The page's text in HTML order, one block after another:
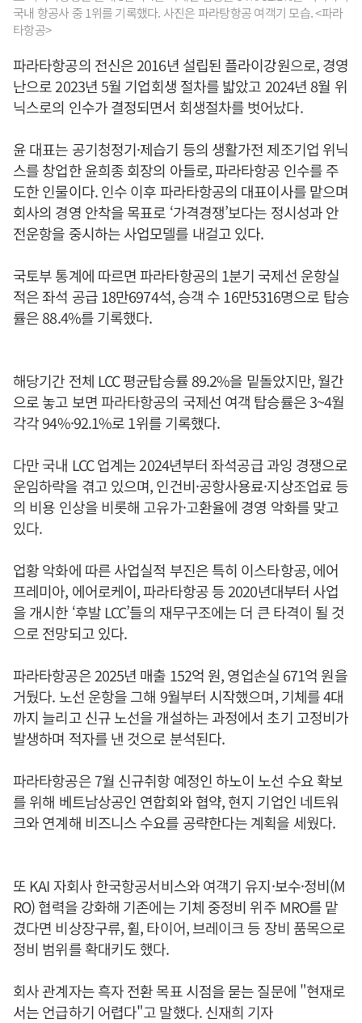
국내 항공사 중 1위를 기록했다. 사진은 파라탕항공 여객기 모습. <파라
타항공>
파라타항공의 전신은 2016년 설립된 플라이강원으로, 경영
난으로 2023년 5월 기업회생 절차를 밟았고 2024년 8월 위
닉스로의 인수가 결정되면서 회생절차를 벗어났다.
윤 대표는 공기청정기·제습기 등의 생활가전 제조기업 위닉
스를 창업한 윤희종 회장의 아들로, 파라타항공 인수를 주
도한 인물이다. 인수 이후 파라타항공의 대표이사를 맡으며
회사의 경영 안착을 목표로 ‘가격경쟁’보다는 정시성과 안
전운항을 중시하는 사업모델를 내걸고 있다.
국토부 통계에 따르면 파라타항공의 1분기 국제선 운항실
적은 좌석 공급 18만6974석, 승객 수 16만5316명으로 탑승
률은 88.4%를 기록했다.
해당기간 전체 LCC 평균탑승률 89.2%을 밑돌았지만, 월간
으로 놓고 보면 파라타항공의 국제선 여객 탑승률은 3~4월
각각 94%·92.1%로 1위를 기록했다.
다만 국내 LCC 업계는 2024년부터 좌석공급 과잉 경쟁으로
운임하락을 겪고 있으며, 인건비·공항사용료·지상조업료 등
의 비용 인상을 비롯해 고유가·고환율에 경영 악화를 맞고
있다.
업황 악화에 따른 사업실적 부진은 특히 이스타항공, 에어
프레미아, 에어로케이, 파라타항공 등 2020년대부터 사업
을 개시한 ‘후발 LCC’들의 재무구조에는 더 큰 타격이 될 것
으로 전망되고 있다.
파라타항공은 2025년 매출 152억 원, 영업손실 671억 원을
거뒀다. 노선 운항을 그해 9월부터 시작했으며, 기체를 4대
까지 늘리고 신규 노선을 개설하는 과정에서 초기 고정비가
발생하며 적자를 낸 것으로 분석된다.
파라타항공은 7월 신규취항 예정인 하노이 노선 수요 확보
를 위해 베트남상공인 연합회와 협약, 현지 기업인 네트워
크와 연계해 비즈니스 수요를 공략한다는 계획을 세웠다.
또 KAI 자회사 한국항공서비스와 여객기 유지·보수·정비(M
RO) 협력을 강화해 기존에는 기체 중정비 위주 MRO를 맡
겼다면 비상장구류, 휠, 타이어, 브레이크 등 장비 품목으로
정비 범위를 확대키도 했다.
회사 관계자는 흑자 전환 목표 시점을 묻는 질문에 "현재로
서는 언급하기 어렵다"고 말했다. 신재희 기자